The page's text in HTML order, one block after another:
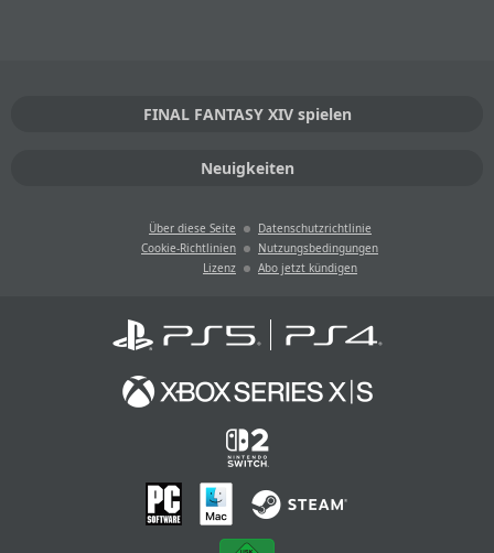
FINAL FANTASY XIV spielen
Neuigkeiten
Über diese Seite
Datenschutzrichtlinie
Cookie-Richtlinien
Nutzungsbedingungen
Lizenz
Abo jetzt kündigen